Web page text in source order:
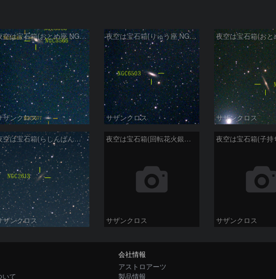
夜空は宝石箱(おとめ座 NGC5566) Seestar50
ザンクロス
夜空は宝石箱(りゅう座 NGC6503) Seestar50
サザンクロス サザンクロス
夜空は宝石箱(らしんばん座 NGC2613) Seestar50
ザンクロス
夜空は宝石箱(回転花火銀河 M101) Seestar50
サザンクロス サザンクロス
て
会社情報
アストロアーツ
製品情報